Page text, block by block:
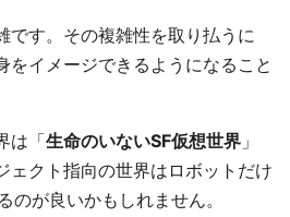
です。その複雑性を取り払うに
をイメージできるようになること
は「生命のいないSF仮想世界 」
ェクト指向の世界はロボットだけ
のが良いかもしれません。